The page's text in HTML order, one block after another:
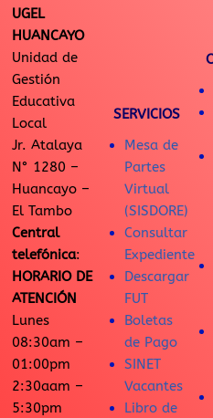
UGEL
HUANCAYO
Unidad de
Gestión
Educativa
Local
Jr. Atalaya
N° 1280 –
Huancayo –
El Tambo
Central
telefónica:
HORARIO DE
ATENCIÓN
Lunes
08:30am –
01:00pm
2:30aam –
5:30pm
SERVICIOS
Mesa de
Partes
Virtual
(SISDORE)
Consultar
Expediente
Descargar
FUT
Boletas
de Pago
SINET
Vacantes
Libro de